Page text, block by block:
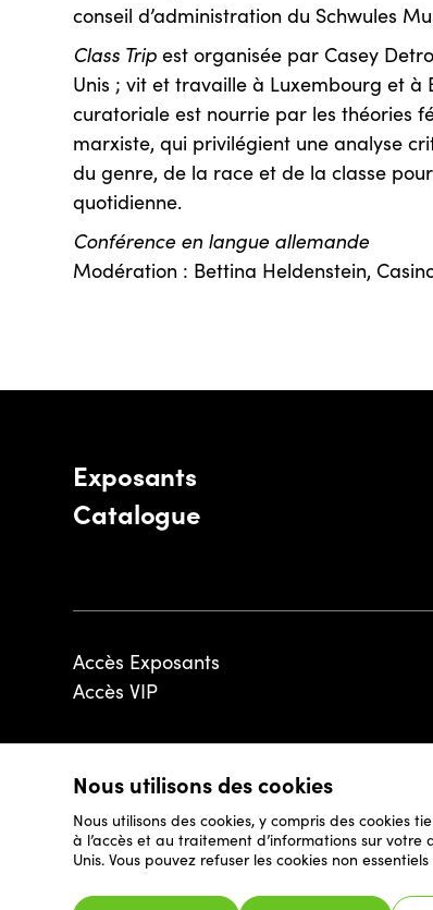
Nous utilisons des cookies
Nous utilisons des cookies, y compris des cookies
à l’accès et au traitement d’informations sur
Unis. Vous pouvez refuser les cookies non
conseil d’administration du Schwules
Class Trip est organisée par Casey
Unis ; vit et travaille à Luxembourg et à
curatoriale est nourrie par les théories
marxiste, qui privilégient une analyse
du genre, de la race et de la classe
quotidienne.
Conférence en langue allemande
Modération : Bettina Heldenstein,
Exposants
Catalogue
Accès Exposants
Accès VIP
© 2026 - Luxembourg Art Week S.A.